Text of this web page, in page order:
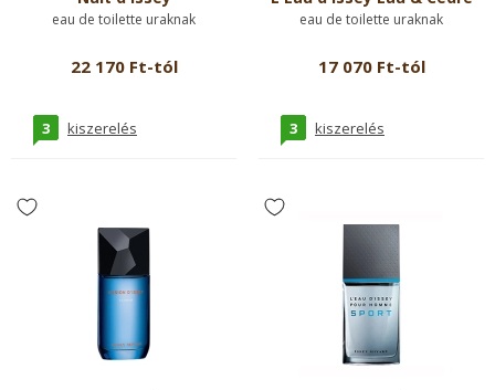
eau de toilette uraknak
22 170 Ft-tól
3 kiszerelés
eau de toilette uraknak
17 070 Ft-tól
3 kiszerelés